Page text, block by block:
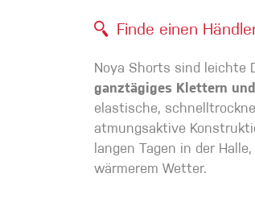
Handschuhe
Finde einen
Noya Shorts sind leichte
ganztägiges Klettern
elastische,
atmungsaktive
langen Tagen in der
wärmerem Wetter.